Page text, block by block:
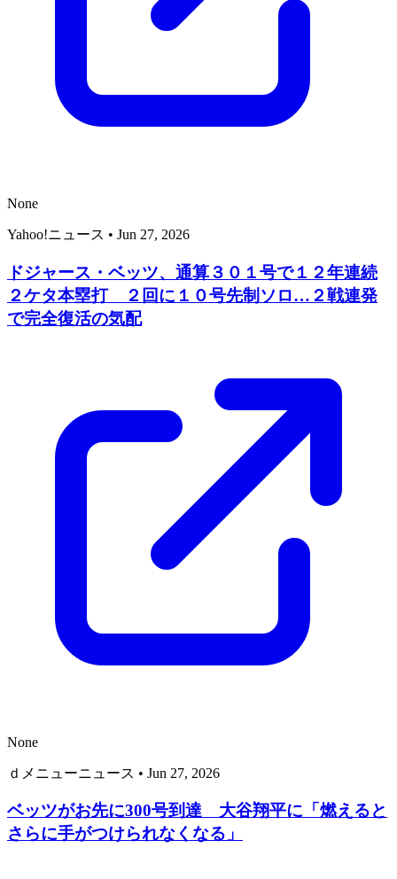
None
Yahoo!ニュース • Jun 27, 2026
ドジャース・ベッツ、通算３０１号で１２年連続
２ケタ本塁打 ２回に１０号先制ソロ…２戦連発
で完全復活の気配
None
ｄメニューニュース • Jun 27, 2026
ベッツがお先に300号到達 大谷翔平に「燃えると
さらに手がつけられなくなる」